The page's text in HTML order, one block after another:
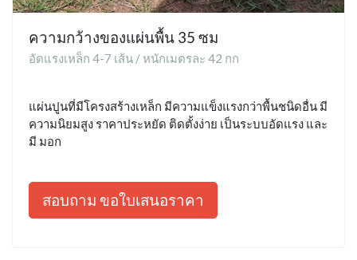
ความกว้างของแผ่นพื้น 35 ซม
อัดแรงเหล็ก 4-7 เส้น / หนักเมตรละ 42 กก
แผ่นปูนที่มีโครงสร้างเหล็ก มีความแข็งแรงกว่าพื้นชนิดอื่น มี
ความนิยมสูง ราคาประหยัด ติดตั้งง่าย เป็นระบบอัดแรง และ
มี มอก
สอบถาม ขอใบเสนอราคา